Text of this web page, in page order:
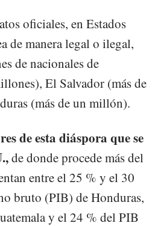
oficiales, en Estados
de manera legal o ilegal,
de nacionales de
El Salvador (más de
(más de un millón).
de esta diáspora que se
de donde procede más del
entre el 25 % y el 30
bruto (PIB) de Honduras,
y el 24 % del PIB